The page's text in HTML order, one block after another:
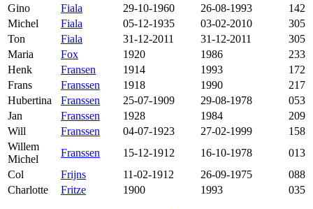
Gino
Fiala 29-10-1960 26-08-1993
142
Michel
Fiala 05-12-1935 03-02-2010
305
Ton
Fiala 31-12-2011 31-12-2011
305
Maria
Fox 1920 1986
233
Henk
Fransen 1914 1993
172
Frans
Franssen 1918 1990
217
Hubertina
Franssen 25-07-1909 29-08-1978
053
Jan
Franssen 1928 1984
209
Will
Franssen 04-07-1923 27-02-1999
158
Willem
Michel
Franssen 15-12-1912 16-10-1978
013
Col
Frijns 11-02-1912 26-09-1975
088
Charlotte
Fritze 1900 1993 035